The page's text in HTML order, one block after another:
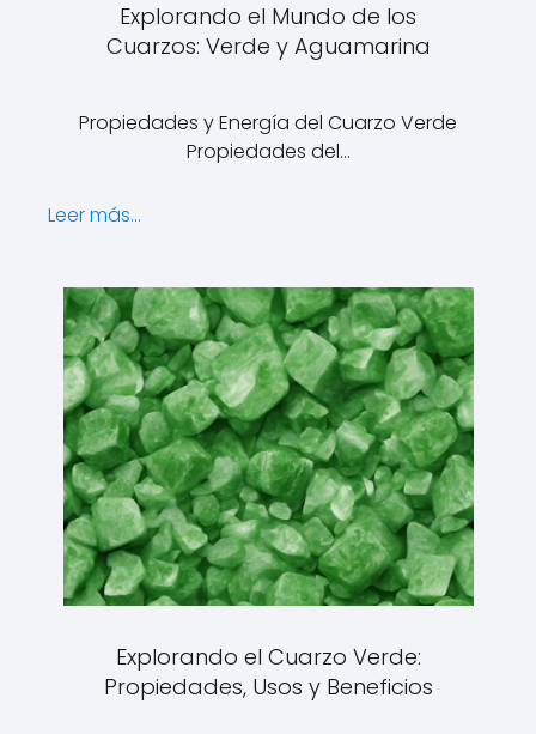
Explorando el Mundo de los
Cuarzos: Verde y Aguamarina
Propiedades y Energía del Cuarzo Verde
Propiedades del…
Leer más...
Explorando el Cuarzo Verde:
Propiedades, Usos y Beneficios